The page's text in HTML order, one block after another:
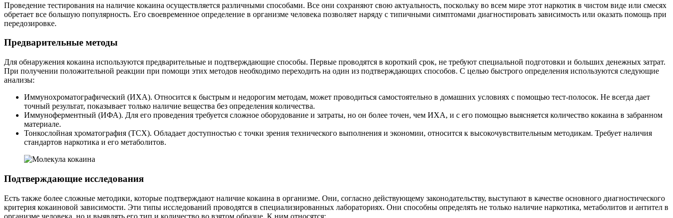
Проведение тестирования на наличие кокаина осуществляется различными способами. Все они сохраняют свою актуальность, поскольку во всем мире этот наркотик в чистом виде или смесях
обретает все большую популярность. Его своевременное определение в организме человека позволяет наряду с типичными симптомами диагностировать зависимость или оказать помощь при
передозировке.
Предварительные методы
Для обнаружения кокаина используются предварительные и подтверждающие способы. Первые проводятся в короткий срок, не требуют специальной подготовки и больших денежных затрат.
При получении положительной реакции при помощи этих методов необходимо переходить на один из подтверждающих способов. С целью быстрого определения используются следующие
анализы:
Иммунохроматографический (ИХА). Относится к быстрым и недорогим методам, может проводиться самостоятельно в домашних условиях с помощью тест-полосок. Не всегда дает
точный результат, показывает только наличие вещества без определения количества.
Иммуноферментный (ИФА). Для его проведения требуется сложное оборудование и затраты, но он более точен, чем ИХА, и с его помощью выясняется количество кокаина в забранном
материале.
Тонкослойная хроматография (ТСХ). Обладает доступностью с точки зрения технического выполнения и экономии, относится к высокочувствительным методикам. Требует наличия
стандартов наркотика и его метаболитов.
Подтверждающие исследования
Есть также более сложные методики, которые подтверждают наличие кокаина в организме. Они, согласно действующему законодательству, выступают в качестве основного диагностического
критерия кокаиновой зависимости. Эти типы исследований проводятся в специализированных лабораториях. Они способны определять не только наличие наркотика, метаболитов и антител в
организме человека, но и выявлять его тип и количество во взятом образце. К ним относятся: